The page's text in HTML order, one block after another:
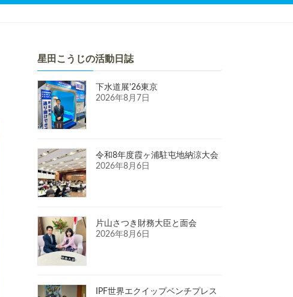
星田こうじの活動日誌
下水道展'26東京
2026年8月7日
令和8年度霞ヶ浦駐屯地納涼大会
2026年8月6日
片山さつき財務大臣と面会
2026年8月6日
IPF世界エクイップベンチプレス